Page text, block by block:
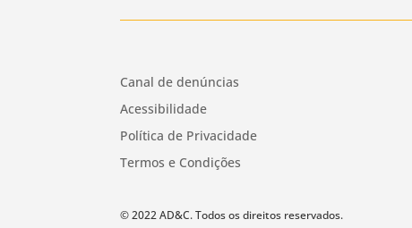
Canal de denúncias
Acessibilidade
Política de Privacidade
Termos e Condições
© 2022 AD&C. Todos os direitos reservados.